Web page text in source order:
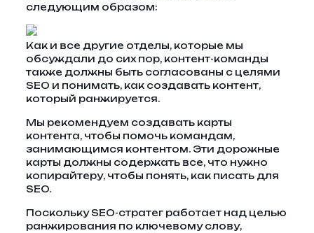
следующим образом:
Как и все другие отделы, которые мы
обсуждали до сих пор, контент-команды
также должны быть согласованы с целями
SEO и понимать, как создавать контент,
который ранжируется.
Мы рекомендуем создавать карты
контента, чтобы помочь командам,
занимающимся контентом. Эти дорожные
карты должны содержать все, что нужно
копирайтеру, чтобы понять, как писать для
SEO.
Поскольку SEO-стратег работает над целью
ранжирования по ключевому слову,